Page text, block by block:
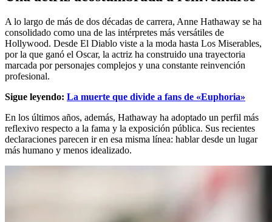
A lo largo de más de dos décadas de carrera, Anne Hathaway se ha
consolidado como una de las intérpretes más versátiles de
Hollywood. Desde El Diablo viste a la moda hasta Los Miserables,
por la que ganó el Oscar, la actriz ha construido una trayectoria
marcada por personajes complejos y una constante reinvención
profesional.
Sigue leyendo: La muerte que divide a fans de «Euphoria»
En los últimos años, además, Hathaway ha adoptado un perfil más
reflexivo respecto a la fama y la exposición pública. Sus recientes
declaraciones parecen ir en esa misma línea: hablar desde un lugar
más humano y menos idealizado.